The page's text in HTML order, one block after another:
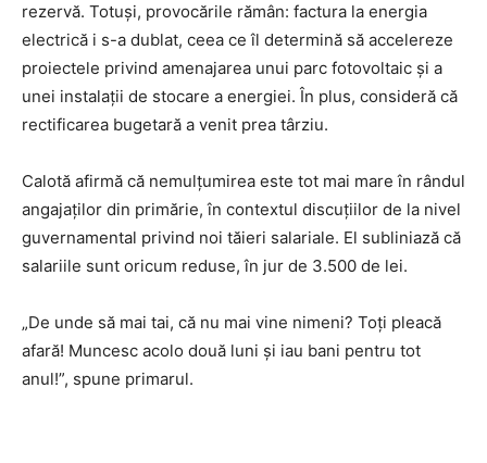
rezervă. Totuși, provocările rămân: factura la energia
electrică i s-a dublat, ceea ce îl determină să accelereze
proiectele privind amenajarea unui parc fotovoltaic și a
unei instalații de stocare a energiei. În plus, consideră că
rectificarea bugetară a venit prea târziu.
Calotă afirmă că nemulțumirea este tot mai mare în rândul
angajaților din primărie, în contextul discuțiilor de la nivel
guvernamental privind noi tăieri salariale. El subliniază că
salariile sunt oricum reduse, în jur de 3.500 de lei.
„De unde să mai tai, că nu mai vine nimeni? Toți pleacă
afară! Muncesc acolo două luni și iau bani pentru tot
anul!”, spune primarul.